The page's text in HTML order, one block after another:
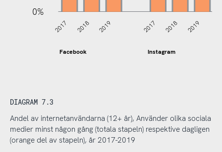
0%
Facebook Instagram
2017 2018 2019 2017 2018 2019
DIAGRAM 7.3
Andel av internetanvändarna (12+ år), Använder olika sociala
medier minst någon gång (totala stapeln) respektive dagligen
(orange del av stapeln), år 2017-2019